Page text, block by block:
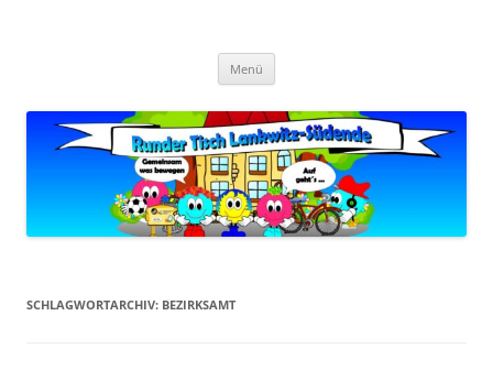
Menü
SCHLAGWORTARCHIV: BEZIRKSAMT